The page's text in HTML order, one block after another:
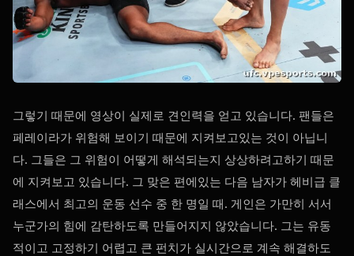
그렇기 때문에 영상이 실제로 견인력을 얻고 있습니다. 팬들은
페레이라가 위험해 보이기 때문에 지켜보고있는 것이 아닙니
다. 그들은 그 위험이 어떻게 해석되는지 상상하려고하기 때문
에 지켜보고 있습니다. 그 맞은 편에있는 다음 남자가 헤비급 클
래스에서 최고의 운동 선수 중 한 명일 때. 게인은 가만히 서서
누군가의 힘에 감탄하도록 만들어지지 않았습니다. 그는 유동
적이고 고정하기 어렵고 큰 펀치가 실시간으로 계속 해결하도